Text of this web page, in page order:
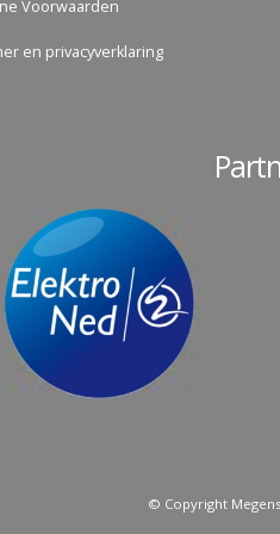
Voorwaarden
en privacyverklaring
© Copyright